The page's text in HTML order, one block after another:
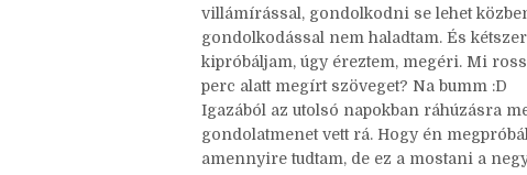
egyszerűen saját magaddal.), és ezek a
játéknak bizonyultak, hogy
Amúgy ez ellen is tiltakozott az agyam,
villámírással, gondolkodni se lehet
gondolkodással nem haladtam. És
kipróbáljam, úgy éreztem, megéri. Mi
perc alatt megírt szöveget? Na bumm :D